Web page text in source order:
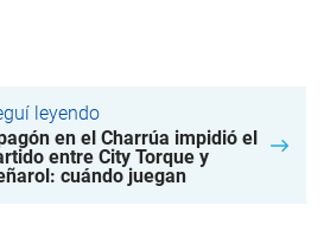
leyendo
en el Charrúa impidió el
entre City Torque y
cuándo juegan